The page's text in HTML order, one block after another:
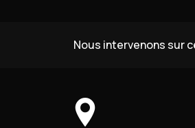
Nous intervenons sur